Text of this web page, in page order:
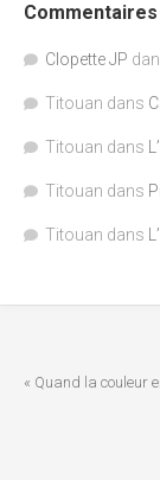
Clopette JP
Titouan dans
Titouan dans
Titouan dans
Titouan dans
« Quand la couleur